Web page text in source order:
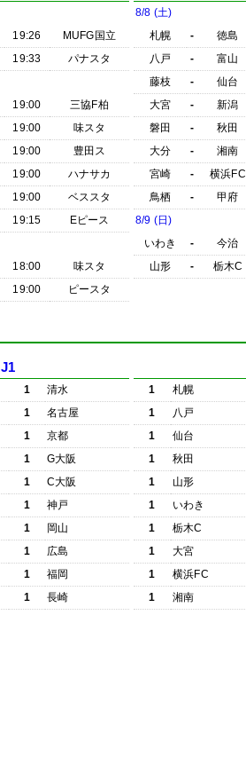
19:26
MUFG国立
19:33
パナスタ
19:00
三協F柏
19:00
味スタ
19:00
豊田ス
19:00
ハナサカ
19:00
ベススタ
19:15
Eピース
18:00
味スタ
19:00 ピースタ
8/8 (土)
札幌
- 徳島
八戸
- 富山
藤枝
- 仙台
大宮
- 新潟
磐田
- 秋田
大分
- 湘南
宮崎
- 横浜FC
鳥栖
- 甲府
8/9 (日)
いわき
- 今治
山形
- 栃木C
J1
1
清水
1
名古屋
1
京都
1
G大阪
1
C大阪
1
神戸
1
岡山
1
広島
1
福岡
1 長崎
1 札幌
1
八戸
1
仙台
1
秋田
1
山形
1
いわき
1
栃木C
1
大宮
1
横浜FC
1
湘南